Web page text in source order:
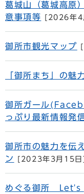
葛城山（葛城高原
意事項等 [2026年4
御所市観光マップ
「御所まち」の魅
御所ガール
っぷり最新情報発
御所市の魅力を伝
ン
[2023年3月15日]
めぐる御所